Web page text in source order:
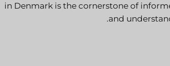
in Denmark is the cornerstone of
and